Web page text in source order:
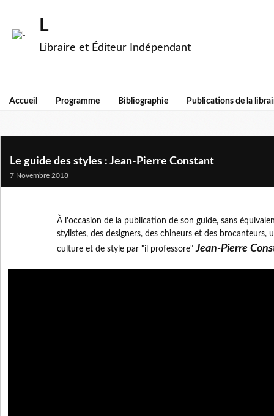
L
Libraire et Éditeur Indépendant
Accueil Programme Bibliographie Publications de la
Le guide des styles : Jean-Pierre Constant
7 Novembre 2018
À l'occasion de la publication de son guide, sans
stylistes, des designers, des chineurs et des brocanteurs,
culture et de style par "il professore"Jean-Pierre